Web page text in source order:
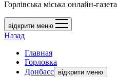
Горлівська міська онлайн-газета
відкрити меню
Назад
Главная
Горловка
Донбасс відкрити меню